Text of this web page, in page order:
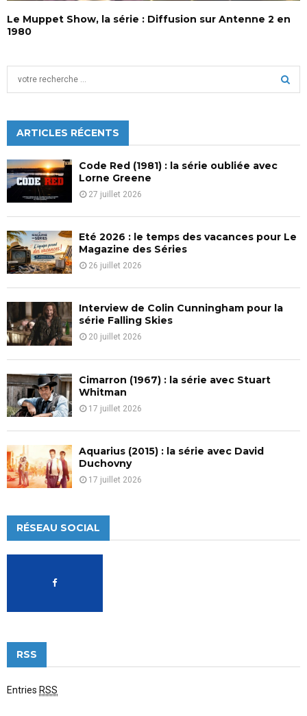
Le Muppet Show, la série : Diffusion sur Antenne 2 en
1980
h
f
o
r
:
C
H
ARTICLES RÉCENTS
Code Red (1981) : la série oubliée avec
Lorne Greene
27 juillet 2026
Eté 2026 : le temps des vacances pour Le
Magazine des Séries
26 juillet 2026
Interview de Colin Cunningham pour la
série Falling Skies
20 juillet 2026
Cimarron (1967) : la série avec Stuart
Whitman
17 juillet 2026
Aquarius (2015) : la série avec David
Duchovny
17 juillet 2026
RÉSEAU SOCIAL
RSS
Entries RSS